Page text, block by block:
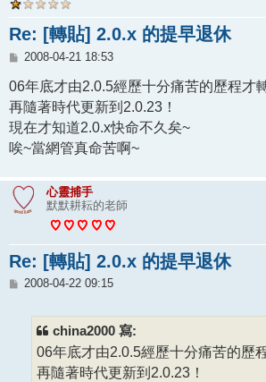
Re: [轉貼] 2.0.x 的提早退休
文
2008-04-21 18:53
06年底才由2.0.5經歷十分痛苦的歷程才
再隨著時代更新到2.0.23！
現在才知道2.0.x快命不久矣~
唉~當網管真命苦啊~
心靈捕手
默默耕耘的老師
Re: [轉貼] 2.0.x 的提早退休
文
2008-04-22 09:15
china2000 寫:
06年底才由2.0.5經歷十分痛苦的歷
再隨著時代更新到2.0.23！